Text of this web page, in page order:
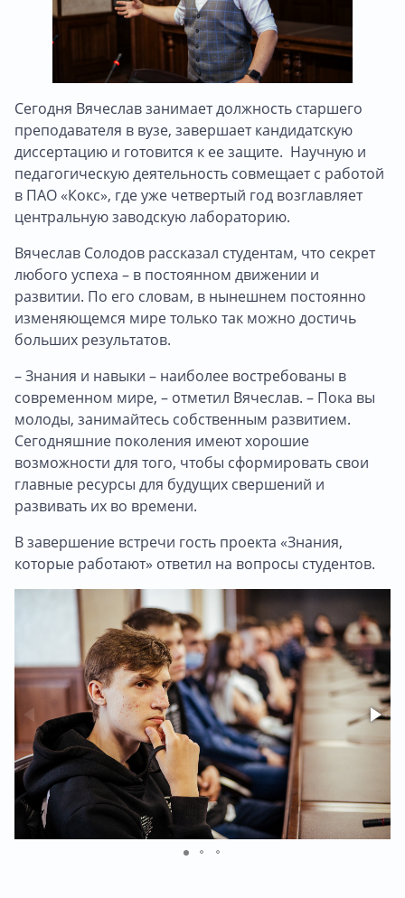
Сегодня Вячеслав занимает должность старшего
преподавателя в вузе, завершает кандидатскую
диссертацию и готовится к ее защите. Научную и
педагогическую деятельность совмещает с работой
в ПАО «Кокс», где уже четвертый год возглавляет
центральную заводскую лабораторию.
Вячеслав Солодов рассказал студентам, что секрет
любого успеха – в постоянном движении и
развитии. По его словам, в нынешнем постоянно
изменяющемся мире только так можно достичь
больших результатов.
– Знания и навыки – наиболее востребованы в
современном мире, – отметил Вячеслав. – Пока вы
молоды, занимайтесь собственным развитием.
Сегодняшние поколения имеют хорошие
возможности для того, чтобы сформировать свои
главные ресурсы для будущих свершений и
развивать их во времени.
В завершение встречи гость проекта «Знания,
которые работают» ответил на вопросы студентов.